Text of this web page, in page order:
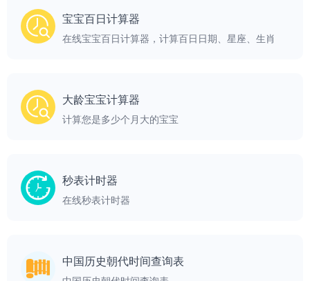
宝宝百日计算器
在线宝宝百日计算器，计算百日日期、星座、生肖
大龄宝宝计算器
计算您是多少个月大的宝宝
秒表计时器
在线秒表计时器
中国历史朝代时间查询表